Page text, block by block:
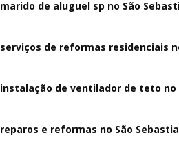
marido de aluguel sp no São
serviços de reformas residenciais
instalação de ventilador de teto no
reparos e reformas no São